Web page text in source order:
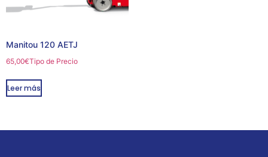
Manitou 120 AETJ
65,00€Tipo de Precio
Leer más